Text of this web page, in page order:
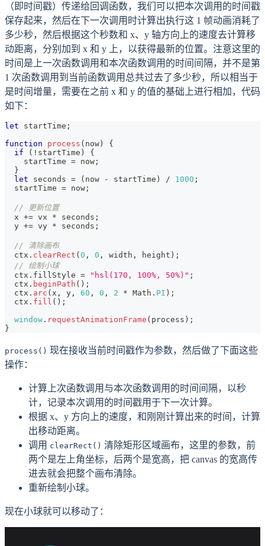
（即时间戳）传递给回调函数，我们可以把本次调用的时间戳
保存起来，然后在下一次调用时计算出执行这 1 帧动画消耗了
多少秒，然后根据这个秒数和 x、y 轴方向上的速度去计算移
动距离，分别加到 x 和 y 上，以获得最新的位置。注意这里的
时间是上一次函数调用和本次函数调用的时间间隔，并不是第
1 次函数调用到当前函数调用总共过去了多少秒，所以相当于
是时间增量，需要在之前 x 和 y 的值的基础上进行相加，代码
如下：
let startTime ;
function
process ( now )
{
if
( ! startTime )
{
    startTime
= now ;
}
let seconds = ( now - startTime ) / 1000 ;
  startTime
= now ;
// 更新位置
  x
+= vx * seconds ;
  y
+= vy * seconds ;
// 清除画布
  ctx
. clearRect ( 0 , 0 , width , height ) ;
// 绘制小球
  ctx
. fillStyle = "hsl(170, 100%, 50%)" ;
  ctx
. beginPath ( ) ;
  ctx
. arc ( x , y , 60 , 0 , 2 * Math . PI ) ;
  ctx
. fill ( ) ;
window . requestAnimationFrame ( process ) ;
}
process() 现在接收当前时间戳作为参数，然后做了下面这些
操作：
计算上次函数调用与本次函数调用的时间间隔，以秒
计，记录本次调用的时间戳用于下一次计算。
根据 x、y 方向上的速度，和刚刚计算出来的时间，计算
出移动距离。
调用 clearRect() 清除矩形区域画布，这里的参数，前
两个是左上角坐标，后两个是宽高，把 canvas 的宽高传
进去就会把整个画布清除。
重新绘制小球。
现在小球就可以移动了：